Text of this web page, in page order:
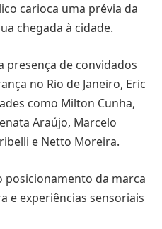
carioca uma prévia da
chegada à cidade.
presença de convidados
no Rio de Janeiro, Eric
como Milton Cunha,
Araújo, Marcelo
e Netto Moreira.
posicionamento da marca
e experiências sensoriais